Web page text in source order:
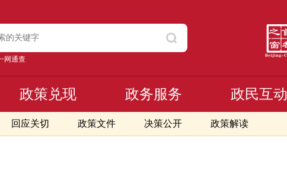
网通查
回应关切 政策文件 决策公开 政策解读
政策兑现 政务服务 政民互动